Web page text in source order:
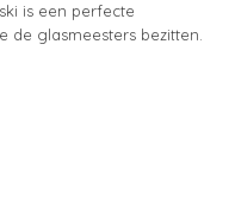
is een perfecte
de glasmeesters bezitten.